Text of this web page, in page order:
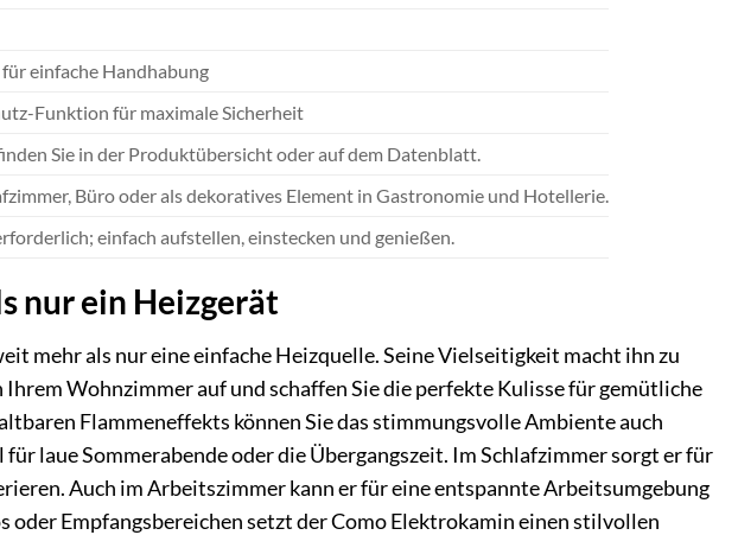
einfache Handhabung
Funktion für maximale Sicherheit
Sie in der Produktübersicht oder auf dem Datenblatt.
Büro oder als dekoratives Element in Gastronomie und Hotellerie.
einfach aufstellen, einstecken und genießen.
nur ein Heizgerät
mehr als nur eine einfache Heizquelle. Seine Vielseitigkeit macht ihn zu
Wohnzimmer auf und schaffen Sie die perfekte Kulisse für gemütliche
Flammeneffekts können Sie das stimmungsvolle Ambiente auch
laue Sommerabende oder die Übergangszeit. Im Schlafzimmer sorgt er für
Auch im Arbeitszimmer kann er für eine entspannte Arbeitsumgebung
Empfangsbereichen setzt der Como Elektrokamin einen stilvollen